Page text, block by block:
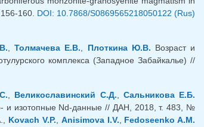
160. DOI: 10.7868/S0869565218050122 (Rus)
,Толмачева Е.В., Плоткина Ю.В. Возраст и
комплекса (Западное Забайкалье) //
ссылка)
, Великославинский С.Д., Сальникова Е.Б.
и изотопные Nd-данные // ДАН, 2018, т. 483, №
Kovach V.P., Anisimova I.V., Fedoseenko A.M.